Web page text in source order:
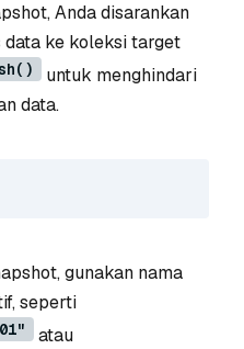
Anda disarankan
ke koleksi target
untuk menghindari
data.
gunakan nama
seperti
atau